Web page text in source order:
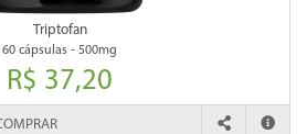
Triptofan
60 cápsulas - 500mg
R$ 37,20